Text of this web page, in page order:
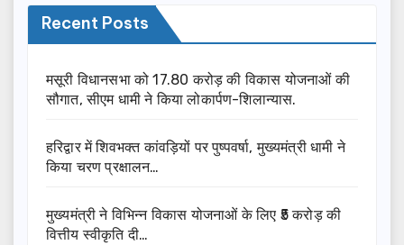
Recent Posts
मसूरी विधानसभा को 17.80 करोड़ की विकास योजनाओं की
सौगात, सीएम धामी ने किया लोकार्पण-शिलान्यास.
हरिद्वार में शिवभक्त कांवड़ियों पर पुष्पवर्षा, मुख्यमंत्री धामी ने
किया चरण प्रक्षालन…
मुख्यमंत्री ने विभिन्न विकास योजनाओं के लिए ₹5 करोड़ की
वित्तीय स्वीकृति दी…